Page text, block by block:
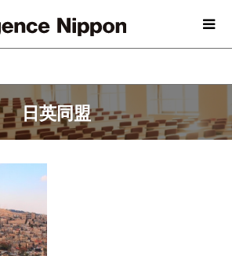
日英同盟